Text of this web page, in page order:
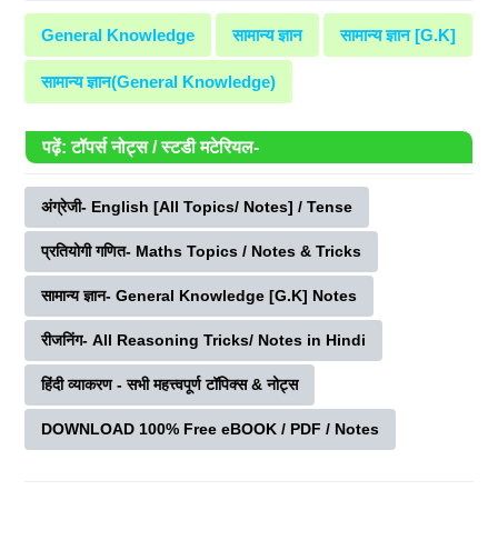
General Knowledge सामान्य ज्ञान सामान्य ज्ञान [G.K]
सामान्य ज्ञान(General Knowledge)
पढ़ें: टॉपर्स नोट्स / स्टडी मटेरियल-
अंग्रेजी- English [All Topics/ Notes] / Tense
प्रतियोगी गणित- Maths Topics / Notes & Tricks
सामान्य ज्ञान- General Knowledge [G.K] Notes
रीजनिंग- All Reasoning Tricks/ Notes in Hindi
हिंदी व्याकरण - सभी महत्त्वपूर्ण टॉपिक्स & नोट्स
DOWNLOAD 100% Free eBOOK / PDF / Notes